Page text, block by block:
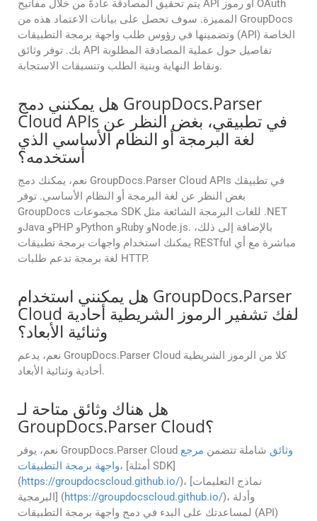
يتم تحقيق المصادقة عادةً من خلال مفاتيح API أو رموز OAuth
المميزة. سوف تحصل على بيانات الاعتماد هذه من GroupDocs
وتضمينها في رؤوس طلب واجهة برمجة التطبيقات (API) الخاصة
بك. توفر وثائق API تفاصيل حول عملية المصادقة المطلوبة
ونقاط النهاية وبنية الطلب وتنسيقات الاستجابة.
هل يمكنني دمج GroupDocs.Parser
Cloud APIs في تطبيقي، بغض النظر عن
لغة البرمجة أو النظام الأساسي الذي
أستخدمه؟
نعم، يمكنك دمج GroupDocs.Parser Cloud APIs في تطبيقك
بغض النظر عن لغة البرمجة أو النظام الأساسي. توفر
GroupDocs مجموعات SDK للغات البرمجة الشائعة مثل .NET
وJava وPHP وPython وRuby وNode.js. بالإضافة إلى ذلك،
يمكنك استخدام واجهات برمجة تطبيقات RESTful مباشرة مع أي
لغة برمجة تدعم طلبات HTTP.
هل يمكنني استخدام GroupDocs.Parser
Cloud لفك تشفير الرموز الشريطية أحادية
وثنائية الأبعاد؟
نعم، يدعم GroupDocs.Parser Cloud كلا من الرموز الشريطية
أحادية وثنائية الأبعاد.
هل هناك وثائق متاحة لـ
GroupDocs.Parser Cloud؟
نعم، يوفر GroupDocs.Parser Cloud وثائق شاملة تتضمن مرجع
واجهة برمجة التطبيقات، [أمثلة SDK]
(https://groupdocscloud.github.io/)، [نماذج التعليمات
البرمجية] (https://groupdocscloud.github.io/)، وأدلة
لمساعدتك على البدء في دمج واجهة برمجة التطبيقات (API)